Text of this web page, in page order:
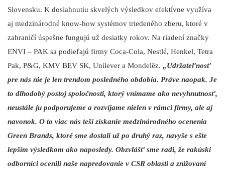
Slovensku. K dosiahnutiu skvelých výsledkov efektívne využíva
aj medzinárodné know-how systémov triedeného zberu, ktoré v
zahraničí úspešne fungujú už desiatky rokov. Na riadení značky
ENVI – PAK sa podieľajú firmy Coca-Cola, Nestlé, Henkel, Tetra
Pak, P&G, KMV BEV SK, Unilever a Mondelēz. „Udržateľnosť
pre nás nie je len trendom posledného obdobia. Práve naopak. Je
to dlhodobý postoj spoločnosti, ktorý vnímame ako nevyhnutnosť,
neustále ju podporujeme a rozvíjame nielen v rámci firmy, ale aj
navonok. O to viac nás teší získanie medzinárodného ocenenia
Green Brands, ktoré sme dostali už po druhý raz, navyše s ešte
lepším výsledkom ako naposledy. Obzvlášť sme radi, že rakúski
odborníci ocenili naše napredovanie v CSR oblasti a znižovaní